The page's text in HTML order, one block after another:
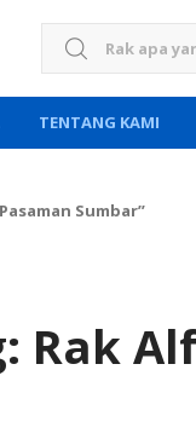
Search for:
TENTANG KAMI
Sumbar”
Rak